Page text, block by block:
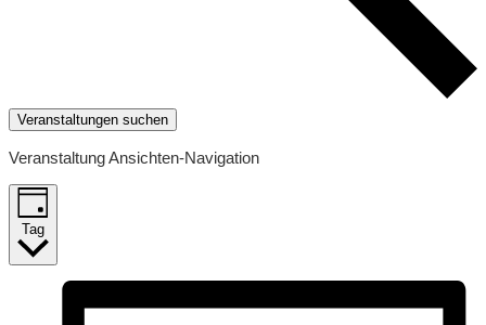
Veranstaltungen suchen
Veranstaltung Ansichten-Navigation
Tag